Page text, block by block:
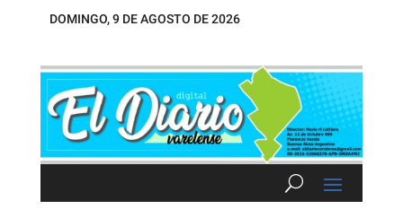
DOMINGO, 9 DE AGOSTO DE 2026